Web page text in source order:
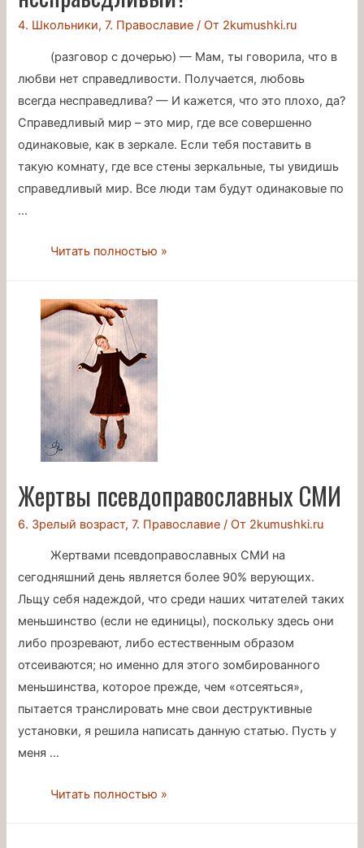
4. Школьники,7. Православие / От 2kumushki.ru
(разговор с дочерью) — Мам, ты говорила, что в
любви нет справедливости. Получается, любовь
всегда несправедлива? — И кажется, что это плохо, да?
Справедливый мир – это мир, где все совершенно
одинаковые, как в зеркале. Если тебя поставить в
такую комнату, где все стены зеркальные, ты увидишь
справедливый мир. Все люди там будут одинаковые по
…
Почему
несправедливый?
Читать полностью »
Жертвы псевдоправославных СМИ
6. Зрелый возраст,7. Православие / От 2kumushki.ru
Жертвами псевдоправославных СМИ на
сегодняшний день является более 90% верующих.
Льщу себя надеждой, что среди наших читателей таких
меньшинство (если не единицы), поскольку здесь они
либо прозревают, либо естественным образом
отсеиваются; но именно для этого зомбированного
меньшинства, которое прежде, чем «отсеяться»,
пытается транслировать мне свои деструктивные
установки, я решила написать данную статью. Пусть у
меня …
Жертвы
Читать полностью »